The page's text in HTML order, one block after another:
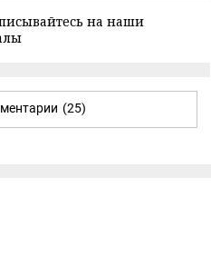
на наши
(25)